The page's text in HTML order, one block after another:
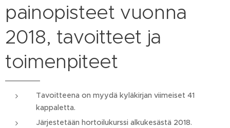
painopisteet vuonna
2018, tavoitteet ja
toimenpiteet
Tavoitteena on myydä kyläkirjan viimeiset 41
kappaletta.
Järjestetään hortoilukurssi alkukesästä 2018.